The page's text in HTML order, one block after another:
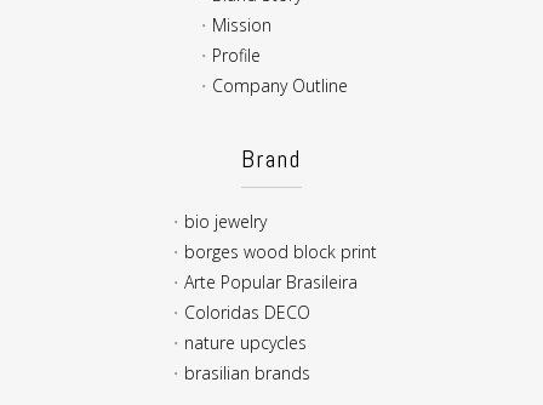
Mission
Profile
Company Outline
Brand
bio jewelry
borges wood block print
Arte Popular Brasileira
Coloridas DECO
nature upcycles
brasilian brands